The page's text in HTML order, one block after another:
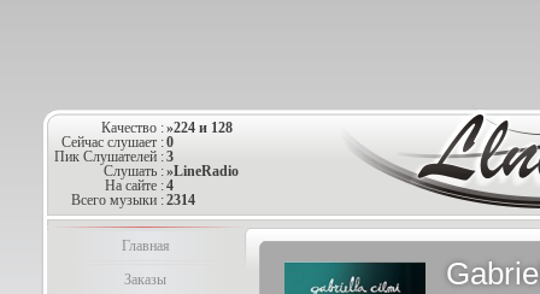
Качество :»224 и 128
Сейчас слушает :0
Пик Слушателей :3
Слушать :»LineRadio
На сайте :4
Всего музыки :2314
Главная
Заказы